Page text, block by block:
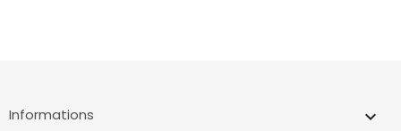
Informations keyboard_arrow_down